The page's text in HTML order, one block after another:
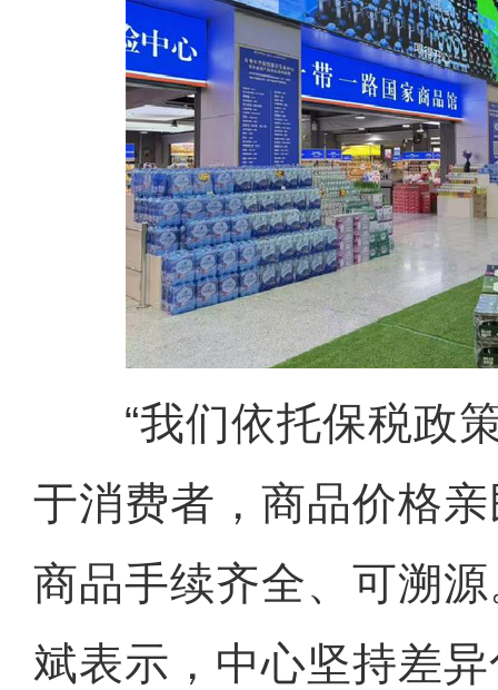
“我们依托保税政策
于消费者，商品价格
商品手续齐全、可溯
斌表示，中心坚持差